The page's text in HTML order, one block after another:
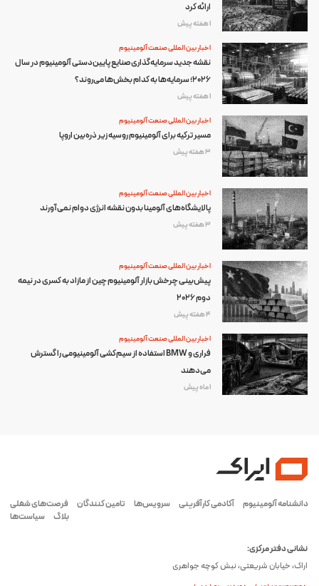
ارائه کرد
1 هفته پیش
اخبار بین المللی صنعت آلومینیوم
نقشه جدید سرمایه‌گذاری صنایع پایین‌دستی آلومینیوم در سال
۲۰۲۶؛ سرمایه‌ها به کدام بخش‌ها می‌روند؟
1 هفته پیش
اخبار بین المللی صنعت آلومینیوم
مسیر ترکیه برای آلومینیوم روسیه زیر ذره‌بین اروپا
3 هفته پیش
اخبار بین المللی صنعت آلومینیوم
پالایشگاه‌های آلومینا بدون نقشه انرژی دوام نمی‌آورند
3 هفته پیش
اخبار بین المللی صنعت آلومینیوم
پیش‌بینی چرخش بازار آلومینیوم چین از مازاد به کسری در نیمه
دوم ۲۰۲۶
4 هفته پیش
اخبار بین المللی صنعت آلومینیوم
فراری و BMW استفاده از سیم‌کشی آلومینیومی را گسترش
می‌دهند
1 ماه پیش
دانشنامه آلومینیوم آکادمی کارآفرینی سرویس‌ها تامین کنندگان
فرصت‌های شغلی
بلاگ
سیاست‌ها
نشانی دفتر مرکزی:
اراک، خیابان شریعتی، نبش کوچه جواهری